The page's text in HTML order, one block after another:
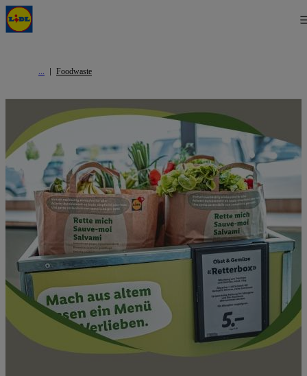
Foodwaste